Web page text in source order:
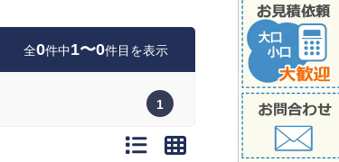
全0件中1〜0件目を表示
1